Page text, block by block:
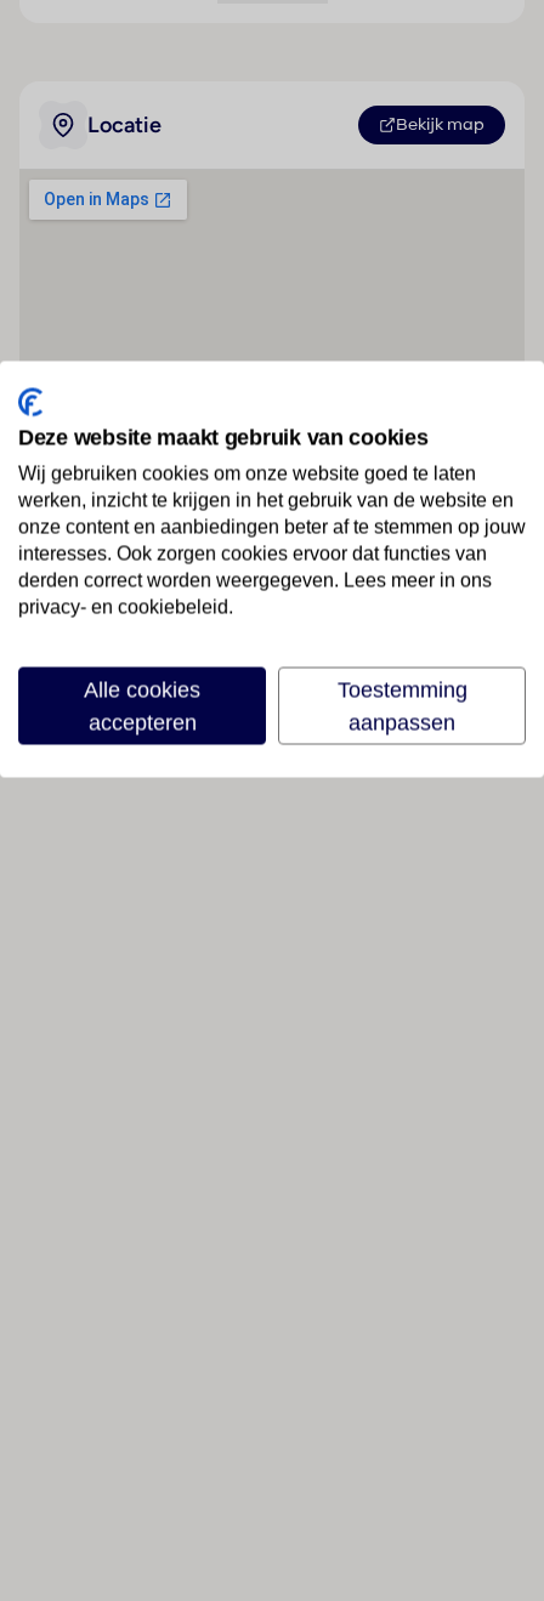
Locatie Bekijk map
Deze website maakt gebruik van cookies
Wij gebruiken cookies om onze website goed te laten
werken, inzicht te krijgen in het gebruik van de website en
onze content en aanbiedingen beter af te stemmen op jouw
interesses. Ook zorgen cookies ervoor dat functies van
derden correct worden weergegeven. Lees meer in ons
privacy- en cookiebeleid.
Alle cookies
accepteren
Toestemming
aanpassen